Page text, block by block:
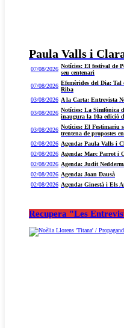
Paula Valls i
07/08/2026 Notícies: El festival de
seu centenari
07/08/2026 Efemèrides del Dia:
Riba
03/08/2026 A la Carta: Entrevista
03/08/2026 Notícies: La Simfònica
inaugura la 10a edició
03/08/2026 Notícies: El Festimariu
trentena de propostes
02/08/2026 Agenda: Paula Valls i
02/08/2026 Agenda: Marc Parrot i
02/08/2026 Agenda: Judit
02/08/2026 Agenda: Joan Dausà
02/08/2026 Agenda: Ginestà i Els
Recupera "Les